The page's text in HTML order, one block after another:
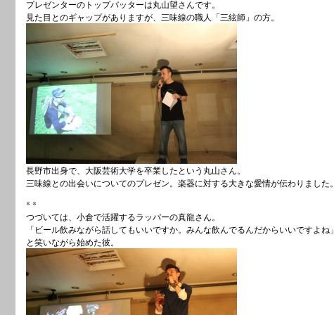
プレゼンターのトップバッターは丸山望さんです。
見た目とのギャップがありますが、三味線の職人「三絃師」の方。
長野市出身で、大阪芸術大学を卒業したという丸山さん。
三味線との出会いについてのプレゼン。楽器に対する大きな愛情が伝わりました。
* *
つづいては、小倉で活躍するラッパーの真龍さん。
「ビール飲みながら話してもいいですか。みんな飲んでるんだからいいですよね」
と笑いながら始めた彼。